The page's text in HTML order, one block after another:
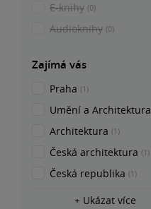
E-knihy (0)
Audioknihy (0)
Zajímá vás
Praha (1)
Umění a Architektura
Architektura (1)
Česká architektura (1)
Česká republika (1)
+ Ukázat více